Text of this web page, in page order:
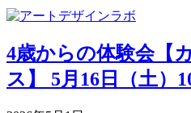
4歳からの体験会【
ス】 5月16日（土）